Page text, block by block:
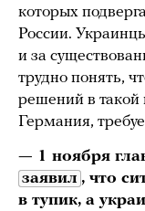
которых
России.
и за
трудно понять,
решений в такой
Германия,
— 1 ноября
заявил , что
в тупик, а